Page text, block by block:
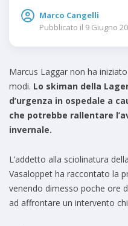
Marco Cangelli
Pubblicato il 9 Giugno
Marcus Laggar non ha
modi. Lo skiman della
d’urgenza in ospedale a
che potrebbe rallentare
invernale.
L’addetto alla sciolinatura
Vasaloppet ha raccontato la
venendo dimesso poche ore
ad affrontare un intervento